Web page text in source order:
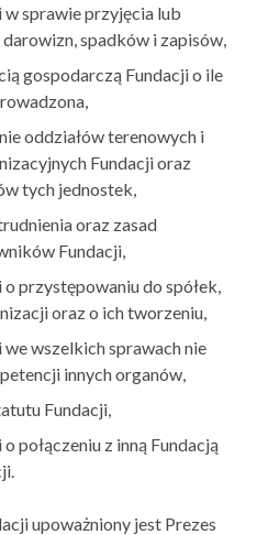
sprawie przyjęcia lub
spadków i zapisów,
gospodarczą Fundacji o ile
oddziałów terenowych i
Fundacji oraz
tych jednostek,
oraz zasad
Fundacji,
przystępowaniu do spółek,
oraz o ich tworzeniu,
wszelkich sprawach nie
innych organów,
Fundacji,
połączeniu z inną Fundacją
upoważniony jest Prezes